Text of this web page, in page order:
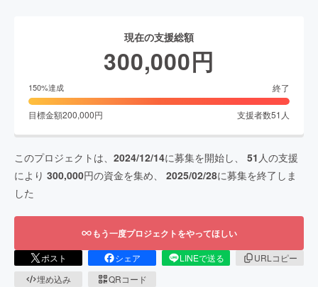
現在の支援総額
300,000円
150%達成 終了
目標金額200,000円 支援者数51 人
このプロジェクトは、 2024/12/14に募集を開始し、 51 人の支援
により 300,000円の資金を集め、 2025/02/28に募集を終了しま
した
もう一度プロジェクトをやってほしい
ポスト シェア LINEで送る
URLコピー
埋め込み
QRコード